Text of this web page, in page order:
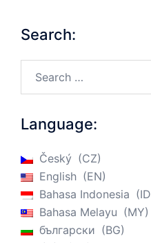
Search:
Language:
Český
CZ
English
EN
Bahasa Indonesia
ID
Bahasa Melayu
MY
български
BG